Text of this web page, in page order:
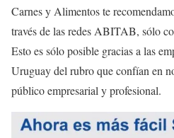
Carnes y Alimentos te
través de las redes ABITAB, sólo
Esto es sólo posible gracias a las
Uruguay del rubro que confían en
público empresarial y profesional.